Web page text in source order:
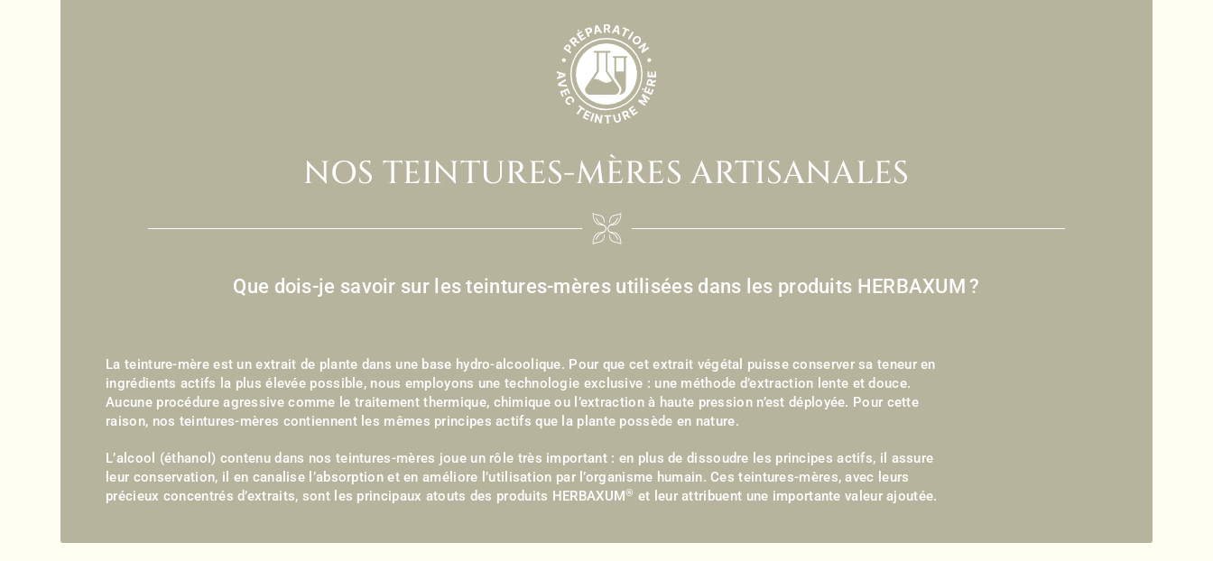
NOS TEINTURES-MÈRES ARTISANALES
Que dois-je savoir sur les teintures-mères utilisées dans les produits HERBAXUM ?
La teinture-mère est un extrait de plante dans une base hydro-alcoolique. Pour que cet extrait végétal puisse conserver sa teneur en
ingrédients actifs la plus élevée possible, nous employons une technologie exclusive : une méthode d’extraction lente et douce.
Aucune procédure agressive comme le traitement thermique, chimique ou l’extraction à haute pression n’est déployée. Pour cette
raison, nos teintures-mères contiennent les mêmes principes actifs que la plante possède en nature.
L’alcool (éthanol) contenu dans nos teintures-mères joue un rôle très important : en plus de dissoudre les principes actifs, il assure
leur conservation, il en canalise l’absorption et en améliore l’utilisation par l’organisme humain. Ces teintures-mères, avec leurs
précieux concentrés d’extraits, sont les principaux atouts des produits HERBAXUM® et leur attribuent une importante valeur ajoutée.